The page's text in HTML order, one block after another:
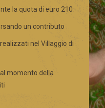
la quota di euro 210
un contributo
nel Villaggio di
al momento della